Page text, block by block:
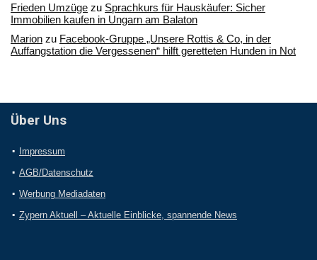
Frieden Umzüge zu Sprachkurs für Hauskäufer: Sicher
Immobilien kaufen in Ungarn am Balaton
Marion zu Facebook-Gruppe „Unsere Rottis & Co, in der
Auffangstation die Vergessenen“ hilft geretteten Hunden in Not
Über Uns
Impressum
AGB/Datenschutz
Werbung Mediadaten
Zypern Aktuell – Aktuelle Einblicke, spannende News